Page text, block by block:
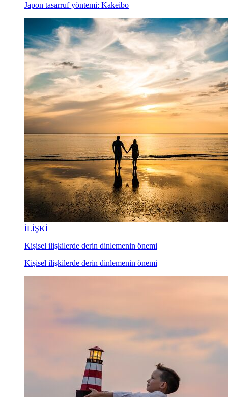
Japon tasarruf yöntemi: Kakeibo
İLİŞKİ
Kişisel ilişkilerde derin dinlemenin önemi
Kişisel ilişkilerde derin dinlemenin önemi